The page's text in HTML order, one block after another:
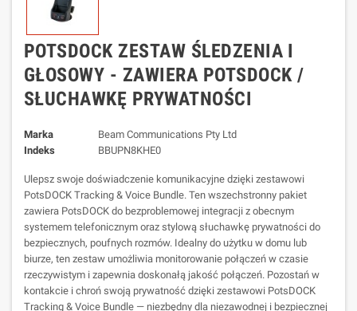
POTSDOCK ZESTAW ŚLEDZENIA I
GŁOSOWY - ZAWIERA POTSDOCK /
SŁUCHAWKĘ PRYWATNOŚCI
Marka
Beam Communications Pty Ltd
Indeks
BBUPN8KHE0
Ulepsz swoje doświadczenie komunikacyjne dzięki zestawowi
PotsDOCK Tracking & Voice Bundle. Ten wszechstronny pakiet
zawiera PotsDOCK do bezproblemowej integracji z obecnym
systemem telefonicznym oraz stylową słuchawkę prywatności do
bezpiecznych, poufnych rozmów. Idealny do użytku w domu lub
biurze, ten zestaw umożliwia monitorowanie połączeń w czasie
rzeczywistym i zapewnia doskonałą jakość połączeń. Pozostań w
kontakcie i chroń swoją prywatność dzięki zestawowi PotsDOCK
Tracking & Voice Bundle — niezbędny dla niezawodnej i bezpiecznej